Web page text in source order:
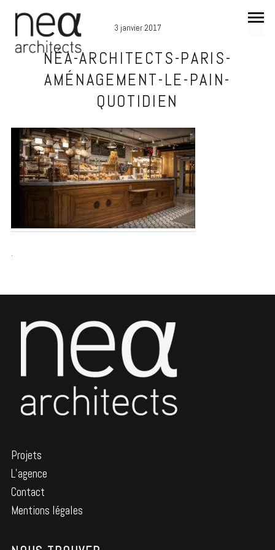
3 janvier 2017
NÉA-ARCHITECTS-PARIS-
AMÉNAGEMENT-LE-PAIN-
QUOTIDIEN
.
Projets
L’agence
Contact
Mentions légales